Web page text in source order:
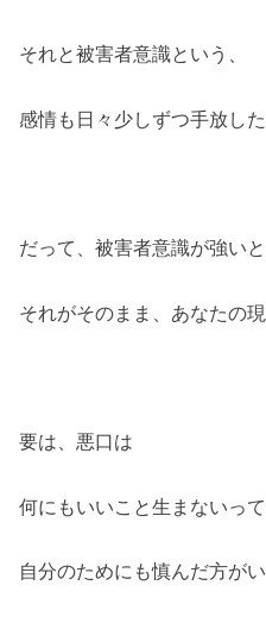
それと被害者意識という、
感情も日々少しずつ手放した
だって、被害者意識が強いと
それがそのまま、あなたの
要は、悪口は
何にもいいこと生まないって
自分のためにも慎んだ方がい